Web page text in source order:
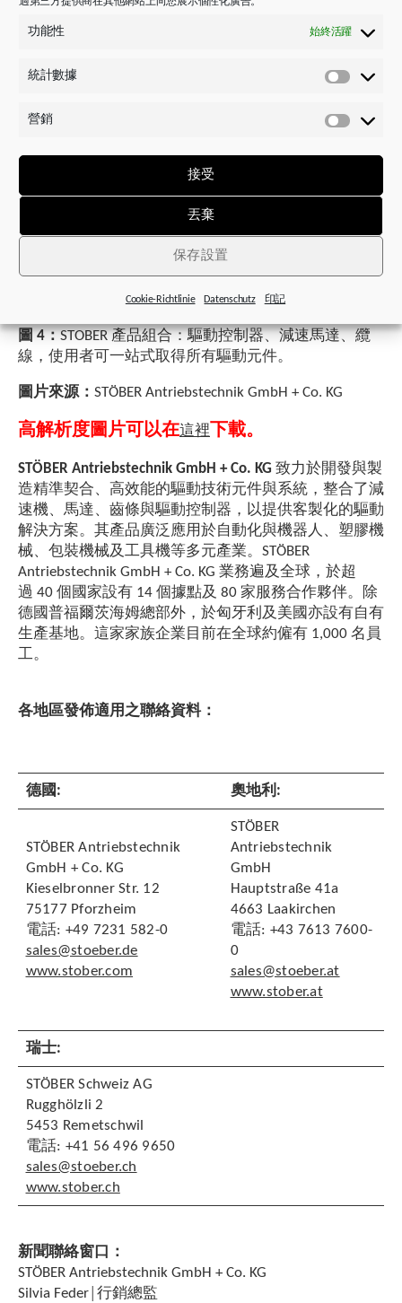
功能性 始終活躍
統計數據
數
營銷
接受
丟棄
保存設置
Cookie-Richtlinie Datenschutz 印記
圖 3：
KL 系列傘齒式減速機（右側）搭配直接安裝
（OCS）
圖 4：STOBER 產品組合：驅動控制器、減速馬達、纜
線，使用者可一站式取得所有驅動元件。
圖片來源： STÖBER Antriebstechnik GmbH + Co. KG
高解析度圖片可以在這裡 下載。
STÖBER Antriebstechnik GmbH + Co. KG 致力於開發與製
造精準契合、高效能的驅動技術元件與系統，整合了減
速機、馬達、齒條與驅動控制器，以提供客製化的驅動
解決方案。其產品廣泛應用於自動化與機器人、塑膠機
械、包裝機械及工具機等多元產業。STÖBER
Antriebstechnik GmbH + Co. KG 業務遍及全球，於超
過 40 個國家設有 14 個據點及 80 家服務合作夥伴。除
德國普福爾茨海姆總部外，於匈牙利及美國亦設有自有
生產基地。這家家族企業目前在全球約僱有 1,000 名員
工。
各地區發佈適用之聯絡資料：
德國: 奧地利 :
STÖBER Antriebstechnik
GmbH + Co. KG
Kieselbronner Str. 12
75177 Pforzheim
電話: +49 7231 582-0
sales@stoeber.de
www.stober.com
STÖBER
Antriebstechnik
GmbH
Hauptstraße 41a
4663 Laakirchen
電話: +43 7613 7600-
0
sales@stoeber.at
www.stober.at
瑞士:
STÖBER Schweiz AG
Rugghölzli 2
5453 Remetschwil
電話: +41 56 496 9650
sales@stoeber.ch
www.stober.ch
新聞聯絡窗口：
STÖBER Antriebstechnik GmbH + Co. KG
Silvia Feder│行銷總監